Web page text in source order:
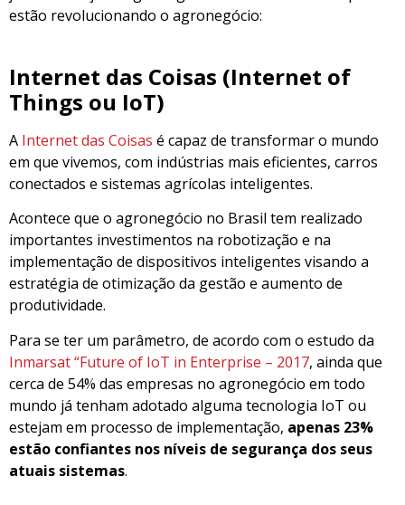
estão revolucionando o agronegócio:
Internet das Coisas (Internet of
Things ou IoT)
A Internet das Coisas é capaz de transformar o mundo
em que vivemos, com indústrias mais eficientes, carros
conectados e sistemas agrícolas inteligentes.
Acontece que o agronegócio no Brasil tem realizado
importantes investimentos na robotização e na
implementação de dispositivos inteligentes visando a
estratégia de otimização da gestão e aumento de
produtividade.
Para se ter um parâmetro, de acordo com o estudo da
Inmarsat “Future of IoT in Enterprise – 2017, ainda que
cerca de 54% das empresas no agronegócio em todo
mundo já tenham adotado alguma tecnologia IoT ou
estejam em processo de implementação, apenas 23%
estão confiantes nos níveis de segurança dos seus
atuais sistemas.